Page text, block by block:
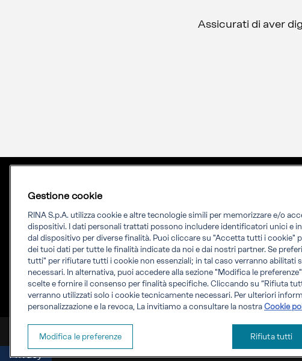
Assicurati di aver
Priming your future
RINA Prime supporta i propri clienti nella
transizione verso un futuro più evoluto e
sostenibile
RINA Prime Value Services S.p.A. P.IVA IT 09587170961
Privacy
Gestione cookie
RINA S.p.A. utilizza cookie e altre tecnologie simili per memorizzare e/o
dispositivi. I dati personali trattati possono includere identificatori unici e
dal dispositivo per diverse finalità. Puoi cliccare su "Accetta tutti i cookie"
dei tuoi dati per tutte le finalità indicate da noi e dai nostri partner. Se
tutti" per rifiutare tutti i cookie non essenziali; in tal caso verranno abilitati
necessari. In alternativa, puoi accedere alla sezione "Modifica le
scelte e fornire il consenso per finalità specifiche. Cliccando su “Rifiuta
verranno utilizzati solo i cookie tecnicamente necessari. Per ulteriori
personalizzazione e la revoca, La invitiamo a consultare la nostra Cookie
Modifica le preferenze Rifiuta tutti